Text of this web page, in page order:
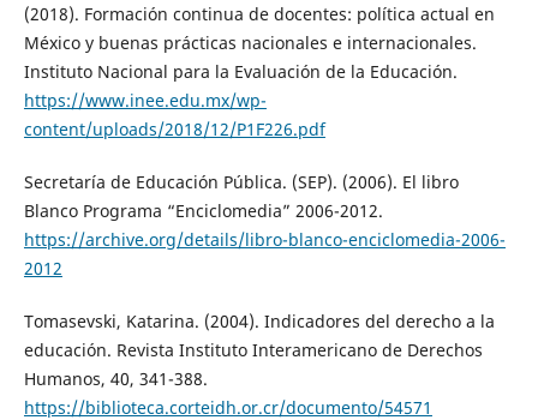
(2018). Formación continua de docentes: política actual en
México y buenas prácticas nacionales e internacionales.
Instituto Nacional para la Evaluación de la Educación.
https://www.inee.edu.mx/wp-
content/uploads/2018/12/P1F226.pdf
Secretaría de Educación Pública. (SEP). (2006). El libro
Blanco Programa “Enciclomedia” 2006-2012.
https://archive.org/details/libro-blanco-enciclomedia-2006-
2012
Tomasevski, Katarina. (2004). Indicadores del derecho a la
educación. Revista Instituto Interamericano de Derechos
Humanos, 40, 341-388.
https://biblioteca.corteidh.or.cr/documento/54571